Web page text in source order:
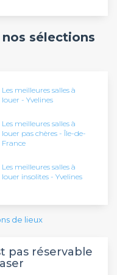
sélections
Les meilleures salles à
louer - Yvelines
Les meilleures salles à
louer pas chères - Île-de-
France
Les meilleures salles à
louer insolites - Yvelines
de lieux
pas réservable